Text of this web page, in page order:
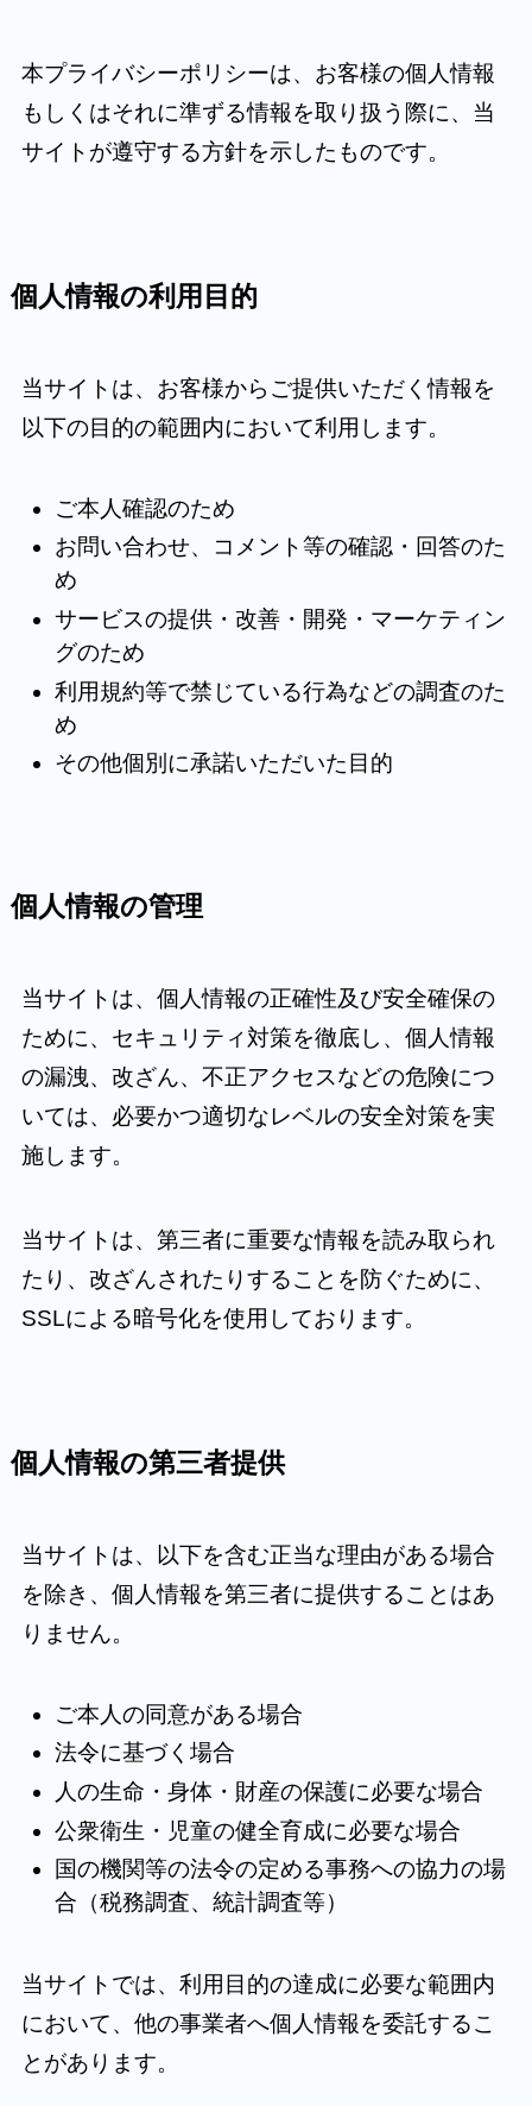
本プライバシーポリシーは、お客様の個人情報
もしくはそれに準ずる情報を取り扱う際に、当
サイトが遵守する方針を示したものです。
個人情報の利用目的
当サイトは、お客様からご提供いただく情報を
以下の目的の範囲内において利用します。
ご本人確認のため
お問い合わせ、コメント等の確認・回答のた
め
サービスの提供・改善・開発・マーケティン
グのため
利用規約等で禁じている行為などの調査のた
め
その他個別に承諾いただいた目的
個人情報の管理
当サイトは、個人情報の正確性及び安全確保の
ために、セキュリティ対策を徹底し、個人情報
の漏洩、改ざん、不正アクセスなどの危険につ
いては、必要かつ適切なレベルの安全対策を実
施します。
当サイトは、第三者に重要な情報を読み取られ
たり、改ざんされたりすることを防ぐために、
SSLによる暗号化を使用しております。
個人情報の第三者提供
当サイトは、以下を含む正当な理由がある場合
を除き、個人情報を第三者に提供することはあ
りません。
ご本人の同意がある場合
法令に基づく場合
人の生命・身体・財産の保護に必要な場合
公衆衛生・児童の健全育成に必要な場合
国の機関等の法令の定める事務への協力の場
合（税務調査、統計調査等）
当サイトでは、利用目的の達成に必要な範囲内
において、他の事業者へ個人情報を委託するこ
とがあります。